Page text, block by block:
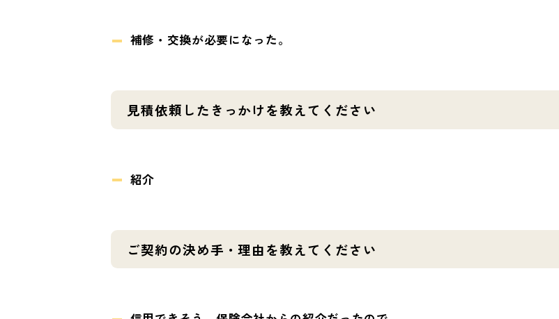
補修・交換が必要になった。
見積依頼したきっかけを教えてください
紹介
ご契約の決め手・理由を教えてください